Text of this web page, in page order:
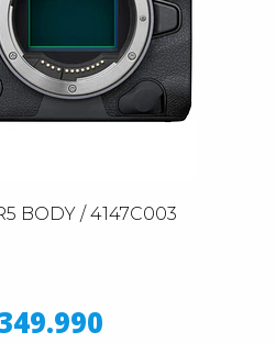
BODY / 4147C003